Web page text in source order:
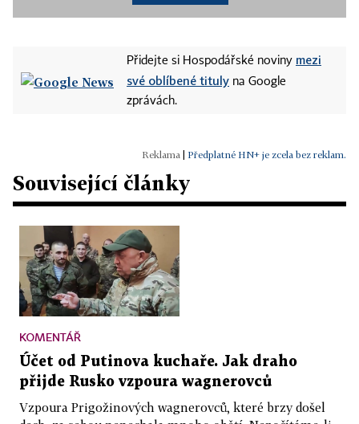
Přidejte si Hospodářské noviny mezi
své oblíbené tituly na Google
zprávách.
Předplatné HN+ je zcela bez reklam.
Související články
KOMENTÁŘ
Účet od Putinova kuchaře. Jak draho
přijde Rusko vzpoura wagnerovců
Vzpoura Prigožinových wagnerovců, které brzy došel